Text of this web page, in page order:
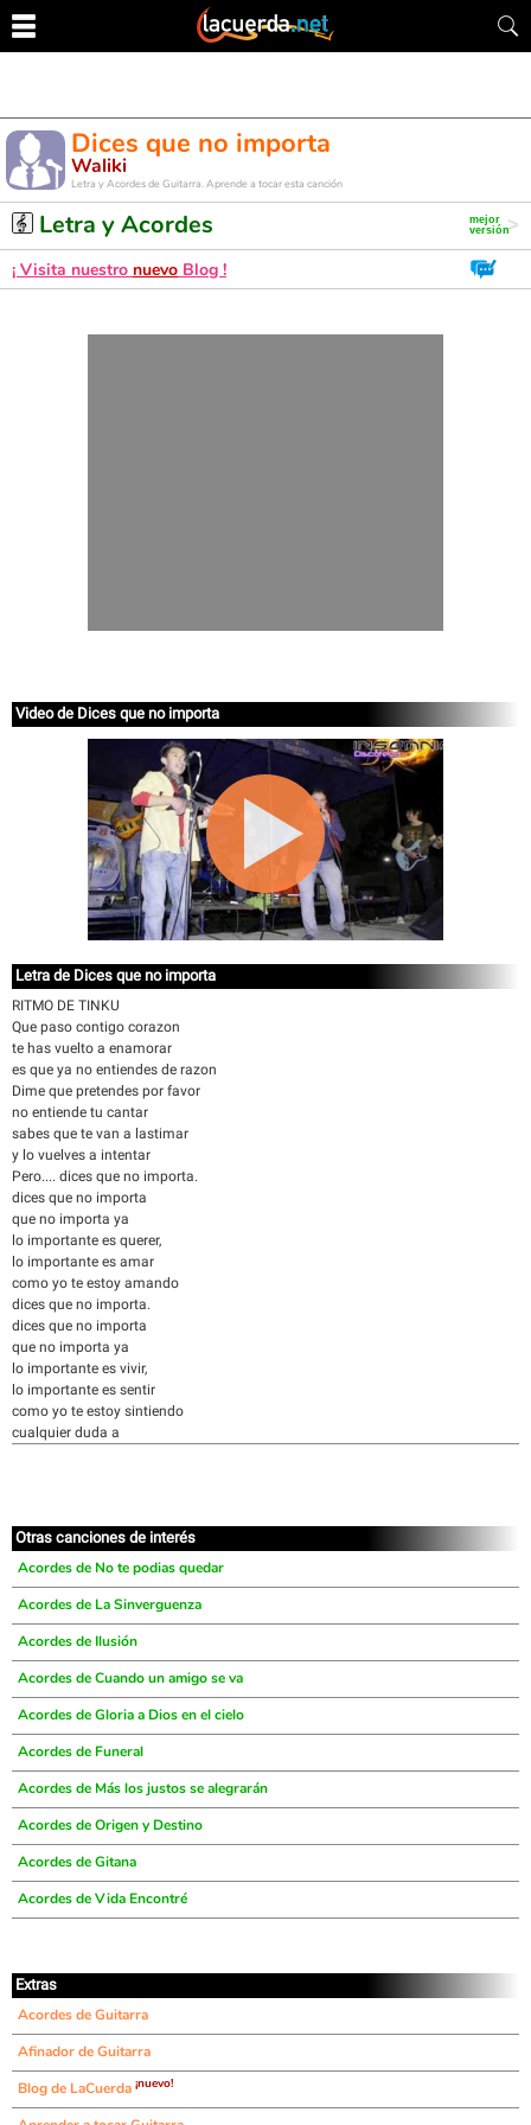
Dices que no importa
Waliki
Letra y Acordes de Guitarra. Aprende a tocar esta canción
Letra y Acordes
¡ Visita nuestro nuevo Blog !
Video de Dices que no importa
Letra de Dices que no importa
RITMO DE TINKU
Que paso contigo corazon
te has vuelto a enamorar
es que ya no entiendes de razon
Dime que pretendes por favor
no entiende tu cantar
sabes que te van a lastimar
y lo vuelves a intentar
Pero.... dices que no importa.
dices que no importa
que no importa ya
lo importante es querer,
lo importante es amar
como yo te estoy amando
dices que no importa.
dices que no importa
que no importa ya
lo importante es vivir,
lo importante es sentir
como yo te estoy sintiendo
cualquier duda a
Otras canciones de interés
Acordes de No te podias quedar
Acordes de La Sinverguenza
Acordes de Ilusión
Acordes de Cuando un amigo se va
Acordes de Gloria a Dios en el cielo
Acordes de Funeral
Acordes de Más los justos se alegrarán
Acordes de Origen y Destino
Acordes de Gitana
Acordes de Vida Encontré
Extras
Acordes de Guitarra
Afinador de Guitarra
Blog de LaCuerda ¡nuevo!